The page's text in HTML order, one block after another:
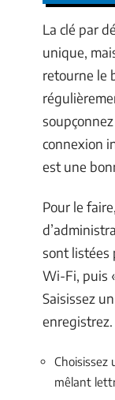
La clé par
unique,
retourne le
connexion
est une
Pour le
sont listées
Wi-Fi, puis
Saisissez
enregistrez.
Choisissez
mêlant